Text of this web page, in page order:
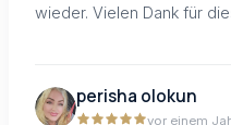
wieder. Vielen Dank für
perisha olokun
vor einem